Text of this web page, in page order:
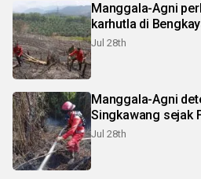
Manggala-Agni
karhutla di
Jul 28th
Manggala-Agni
Singkawang sejak
Jul 28th